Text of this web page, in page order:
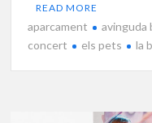
READ MORE
aparcament avinguda
concert
els pets la